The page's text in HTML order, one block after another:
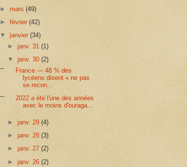
►mars(49)
►février(42)
▼janvier(34)
► janv. 31 (1)
▼ janv. 30 (2)
France — 48 % des
lycéens disent « ne pas
se recon...
2022 a été l'une des années
avec le moins d'ouraga...
► janv. 29 (4)
► janv. 28 (3)
► janv. 27 (2)
► janv. 26 (2)